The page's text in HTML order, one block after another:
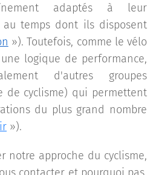
adaptés à leur
temps dont ils disposent
»). Toutefois, comme le vélo
logique de performance,
d'autres groupes
de cyclisme) qui permettent
du plus grand nombre
»).
notre approche du cyclisme,